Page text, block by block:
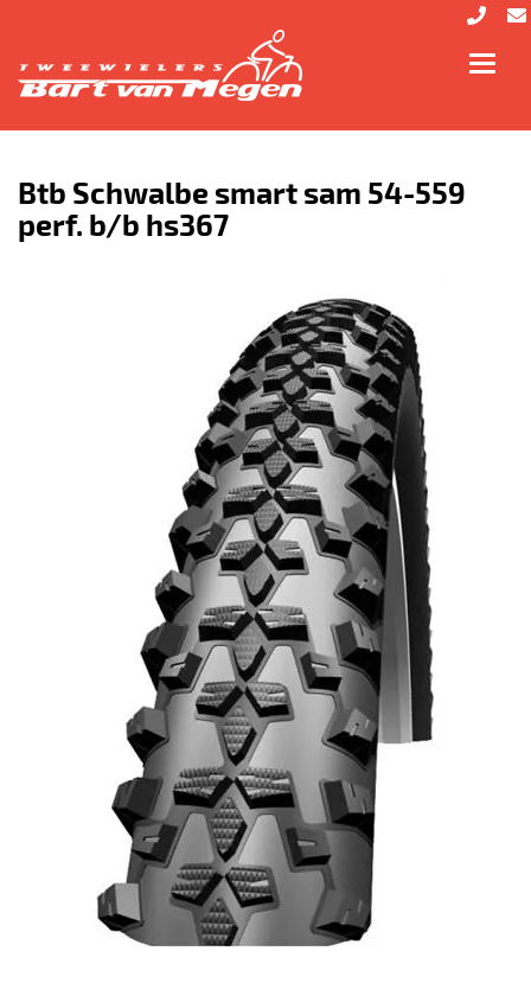
Btb Schwalbe smart sam 54-559
perf. b/b hs367